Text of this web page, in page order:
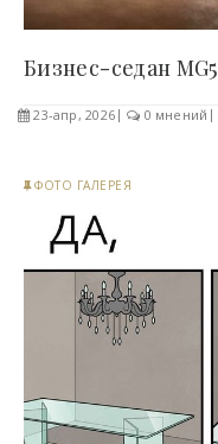
23-апр, 2026 0 мнений
ФОТО ГАЛЕРЕЯ